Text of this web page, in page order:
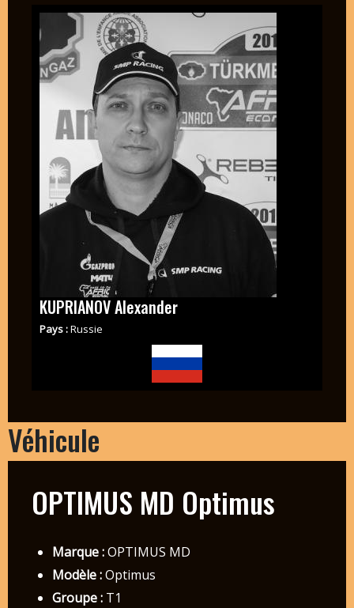
KUPRIANOV Alexander
Pays :Russie
Véhicule
OPTIMUS MD Optimus
Marque :OPTIMUS MD
Modèle :Optimus
Groupe :T1